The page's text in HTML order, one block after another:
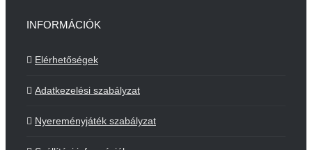
INFORMÁCIÓK
Elérhetőségek
Adatkezelési szabályzat
Nyereményjáték szabályzat